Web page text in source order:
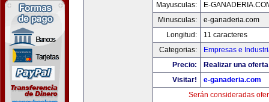
Mayusculas:
E-
Minusculas:
e-ganaderia.com
Longitud:
11 caracteres
Categorias:
Empresas e
Precio:
Realizar una
Visitar!
e-ganaderia.com
Serán consideradas